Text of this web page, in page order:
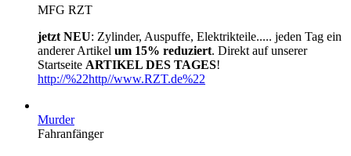
MFG RZT
jetzt NEU: Zylinder, Auspuffe, Elektrikteile..... jeden Tag ein
anderer Artikel um 15% reduziert. Direkt auf unserer
Startseite ARTIKEL DES TAGES!
http://%22http//www.RZT.de%22
Murder
Fahranfänger